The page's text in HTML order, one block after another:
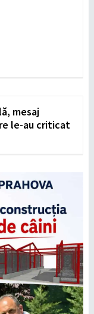
mesaj
le-au criticat